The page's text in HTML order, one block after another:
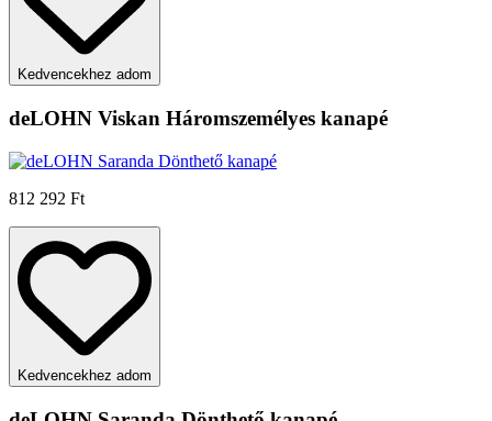
Kedvencekhez adom
deLOHN Viskan Háromszemélyes kanapé
812 292 Ft
Kedvencekhez adom